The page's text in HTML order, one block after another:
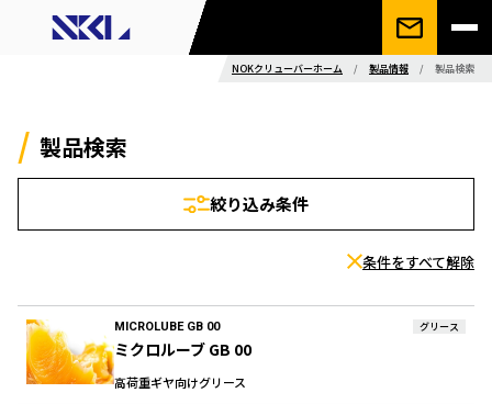
NOKクリューバーホーム / 製品情報 / 製品検索
製品検索
絞り込み条件
条件をすべて解除
MICROLUBE GB 00 グリース
ミクロルーブ GB 00
高荷重ギヤ向けグリース